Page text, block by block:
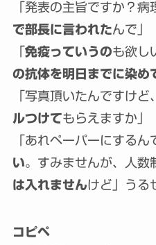
「発表の主旨ですか？
で部長に言われたんで」
免疫っていうのも欲し
の抗体を明日までに染め
「写真頂いたんですけど、
ルつけてもらえますか」
「あれペーパーにするん
い。すみませんが、人数
は入れませんけど」うる
コピペ